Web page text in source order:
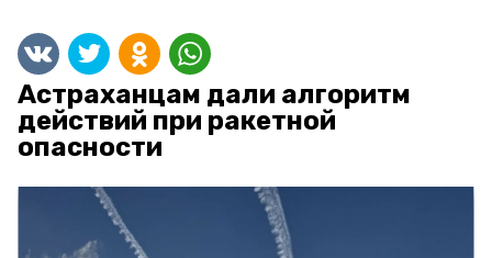
Астраханцам дали алгоритм
действий при ракетной
опасности